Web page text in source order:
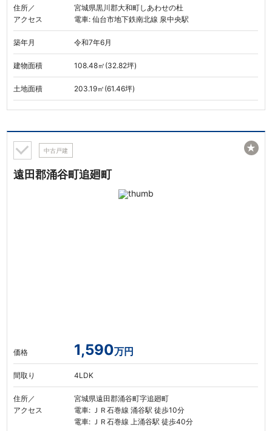
住所／
アクセス
宮城県黒川郡大和町しあわせの杜
電車: 仙台市地下鉄南北線 泉中央駅
築年月 令和7年6月
建物面積 108.48㎡(32.82坪)
土地面積 203.19㎡(61.46坪)
中古戸建
遠田郡涌谷町追廻町
価格 1,590万円
間取り 4LDK
住所／
アクセス
宮城県遠田郡涌谷町字追廻町
電車: ＪＲ石巻線 涌谷駅 徒歩10分
電車: ＪＲ石巻線 上涌谷駅 徒歩40分
★